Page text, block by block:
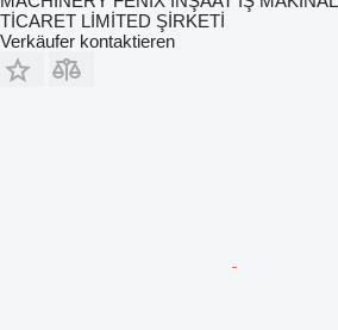
TİCARET LİMİTED ŞİRKETİ
Verkäufer kontaktieren